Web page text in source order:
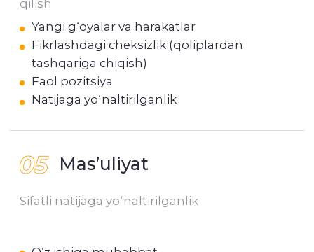
BIZ HAQIMIZDA
XIZMATLARIMIZ
Kompaniya haqida
Portfolio
Xizmatlar
Korporativ tadbirlar
BTL-tadbirlar
Teambuildinglar